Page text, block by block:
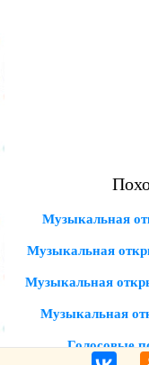
Музыкальная
Музыкальная
Музыкальная
Музыкальная
Голосовые